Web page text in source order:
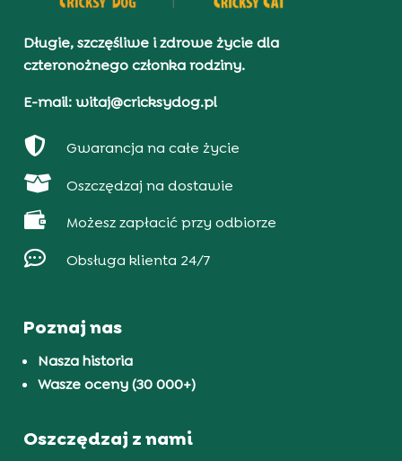
Długie, szczęśliwe i zdrowe życie dla
czteronożnego członka rodziny.
E-mail: witaj@cricksydog.pl
 Gwarancja na całe życie
 Oszczędzaj na dostawie
 Możesz zapłacić przy odbiorze
 Obsługa klienta 24/7
Poznaj nas
Nasza historia
Wasze oceny (30 000+)
Oszczędzaj z nami